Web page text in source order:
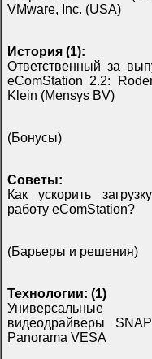
VMware, Inc. (USA)
История (1):
Ответственный за
eComStation 2.2:
Klein (Mensys BV)
(Бонусы)
Советы:
Как ускорить
работу eComStation?
(Барьеры и решения)
Технологии: (1)
Универсальные
видеодрайверы
Panorama VESA